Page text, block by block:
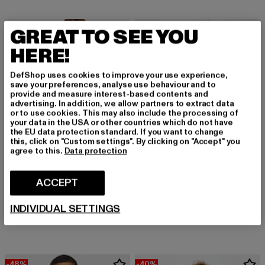
-18%
URBAN CLASSICS
Ultra Heavy
EUR 49,19
Huidige prijs: EUR 49,19
EUR 59,99Actieprijs: EUR 59,99
GREAT TO SEE YOU
HERE!
DefShop uses cookies to improve your use experience,
save your preferences, analyse use behaviour and to
provide and measure interest-based contents and
advertising. In addition, we allow partners to extract data
or to use cookies. This may also include the processing of
your data in the USA or other countries which do not have
the EU data protection standard. If you want to change
this, click on "Custom settings". By clicking on "Accept" you
agree to this. Data protection
ACCEPT
INDIVIDUAL SETTINGS